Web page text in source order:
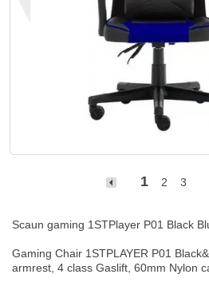
1 2 3
Scaun gaming 1STPlayer P01 Black
Gaming Chair 1STPLAYER P01
armrest, 4 class Gaslift, 60mm Nylon